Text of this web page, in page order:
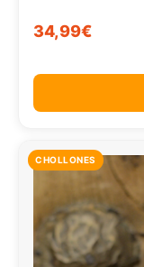
34,99€
CHOLLONES